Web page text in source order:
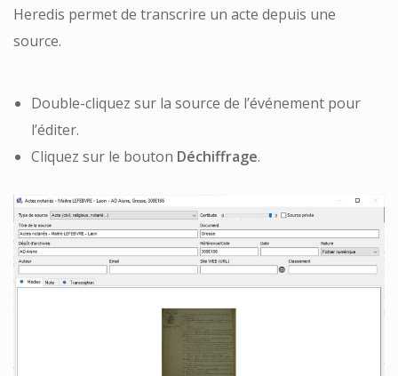
Heredis permet de transcrire un acte depuis une
source.
Double-cliquez sur la source de l’événement pour
l’éditer.
Cliquez sur le bouton Déchiffrage.